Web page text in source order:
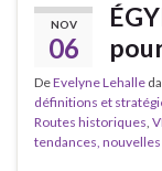
NOV
06
DeEvelyne Lehalle
définitions et
Routes historiques,
tendances,